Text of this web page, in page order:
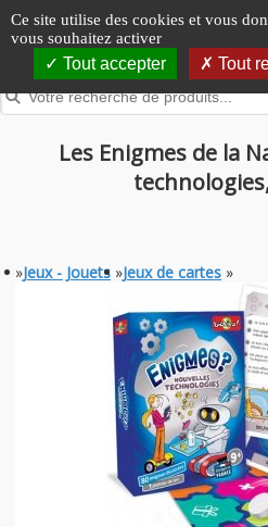
Panneau de gestion des cookies
Ce site utilise des cookies et vous
vous souhaitez activer
Tout accepter Tout
Les Enigmes de la
»Jeux - Jouets »Jeux de cartes »